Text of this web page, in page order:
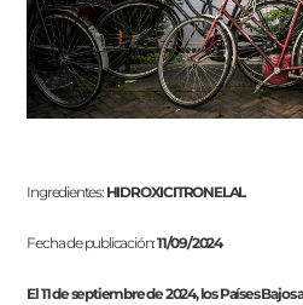
Ingredientes: HIDROXICITRONELAL
Fecha de publicación:11/09/2024
El 11 de septiembre de 2024, los Países